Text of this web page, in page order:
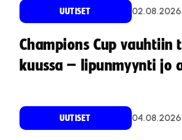
UUTISET 02.08.2026
Champions Cup vauhtiin
kuussa – lipunmyynti jo
UUTISET 04.08.2026